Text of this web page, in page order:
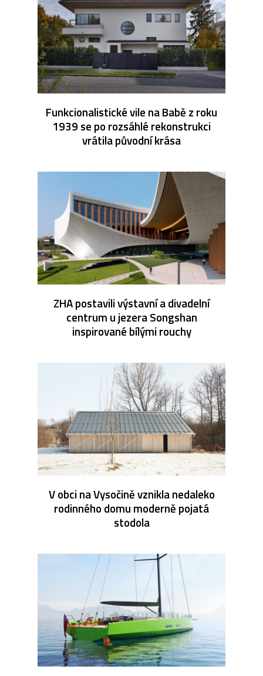
Funkcionalistické vile na Babě z roku
1939 se po rozsáhlé rekonstrukci
vrátila původní krása
ZHA postavili výstavní a divadelní
centrum u jezera Songshan
inspirované bílými rouchy
V obci na Vysočině vznikla nedaleko
rodinného domu moderně pojatá
stodola